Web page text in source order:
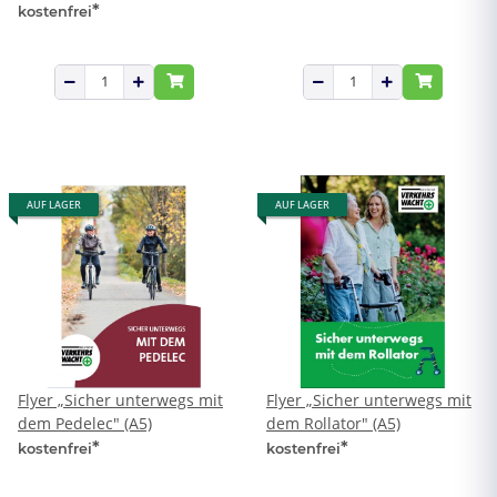
kostenfrei*
AUF LAGER
Flyer „Sicher unterwegs mit
dem Pedelec" (A5)
kostenfrei*
AUF LAGER
Flyer „Sicher unterwegs mit
dem Rollator" (A5)
kostenfrei*